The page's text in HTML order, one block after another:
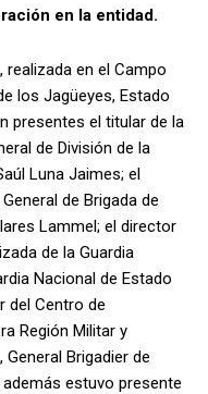
en la entidad.
realizada en el Campo
los Jagüeyes, Estado
presentes el titular de la
de División de la
Luna Jaimes; el
de Brigada de
Lammel; el director
de la Guardia
Nacional de Estado
del Centro de
Región Militar y
Brigadier de
estuvo presente